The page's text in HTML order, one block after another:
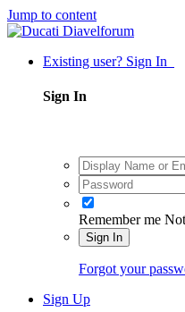
Jump to content
Existing user? Sign In
Sign In
Remember me
Sign In
Forgot your
Sign Up